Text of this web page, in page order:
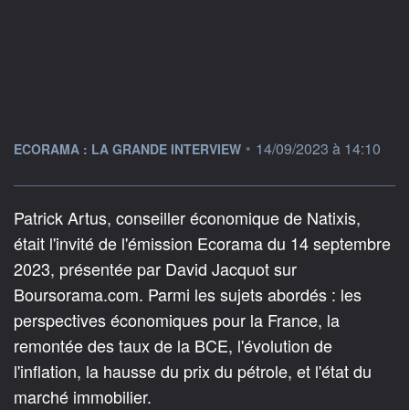
information fournie par
ECORAMA : LA GRANDE INTERVIEW • 14/09/2023 à 14:10
Patrick Artus, conseiller économique de Natixis,
était l'invité de l'émission Ecorama du 14 septembre
2023, présentée par David Jacquot sur
Boursorama.com. Parmi les sujets abordés : les
perspectives économiques pour la France, la
remontée des taux de la BCE, l'évolution de
l'inflation, la hausse du prix du pétrole, et l'état du
marché immobilier.